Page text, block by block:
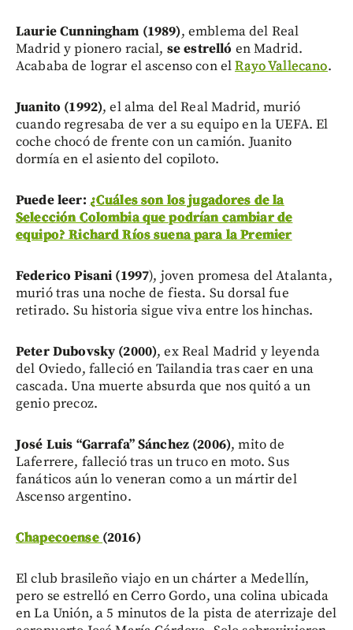
Laurie Cunningham (1989), emblema del Real
Madrid y pionero racial, se estrelló en Madrid.
Acababa de lograr el ascenso con elRayo Vallecano.
Juanito (1992), el alma del Real Madrid, murió
cuando regresaba de ver a su equipo en la UEFA. El
coche chocó de frente con un camión. Juanito
dormía en el asiento del copiloto.
Puede leer: ¿Cuáles son los jugadores de la
Selección Colombia que podrían cambiar de
equipo? Richard Ríos suena para la Premier
Federico Pisani (1997), joven promesa del Atalanta,
murió tras una noche de fiesta. Su dorsal fue
retirado. Su historia sigue viva entre los hinchas.
Peter Dubovsky (2000), ex Real Madrid y leyenda
del Oviedo, falleció en Tailandia tras caer en una
cascada. Una muerte absurda que nos quitó a un
genio precoz.
José Luis “Garrafa” Sánchez (2006), mito de
Laferrere, falleció tras un truco en moto. Sus
fanáticos aún lo veneran como a un mártir del
Ascenso argentino.
Chapecoense (2016)
El club brasileño viajo en un chárter a Medellín,
pero se estrelló en Cerro Gordo, una colina ubicada
en La Unión, a 5 minutos de la pista de aterrizaje del